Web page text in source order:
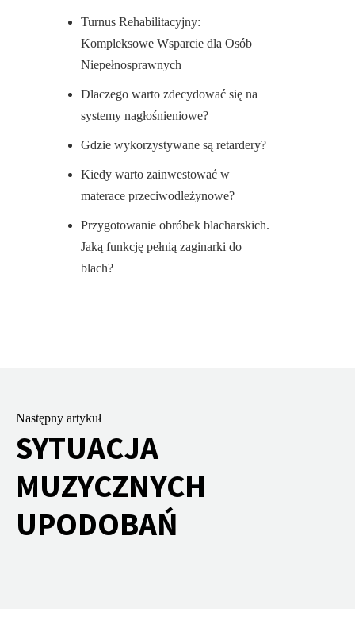
Turnus Rehabilitacyjny:
Kompleksowe Wsparcie dla Osób
Niepełnosprawnych
Dlaczego warto zdecydować się na
systemy nagłośnieniowe?
Gdzie wykorzystywane są retardery?
Kiedy warto zainwestować w
materace przeciwodleżynowe?
Przygotowanie obróbek blacharskich.
Jaką funkcję pełnią zaginarki do
blach?
Następny artykuł
SYTUACJA
MUZYCZNYCH
UPODOBAŃ